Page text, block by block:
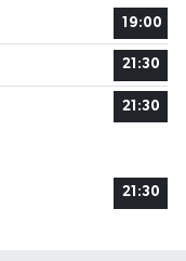
19:00
21:30
21:30
21:30